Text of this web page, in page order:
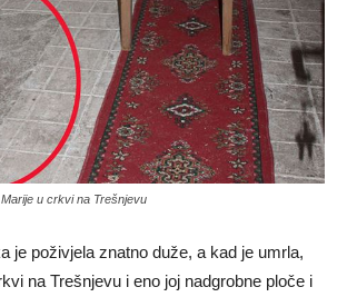
u crkvi na Trešnjevu
je poživjela znatno duže, a kad je umrla,
na Trešnjevu i eno joj nadgrobne ploče i